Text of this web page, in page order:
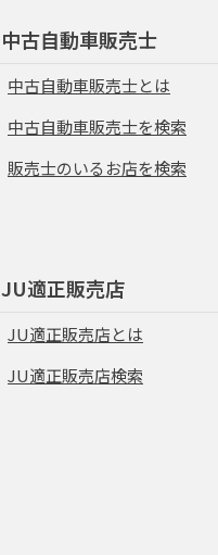
中古自動車販売士
中古自動車販売士とは
中古自動車販売士を検索
販売士のいるお店を検索
JU適正販売店
JU適正販売店とは
JU適正販売店検索